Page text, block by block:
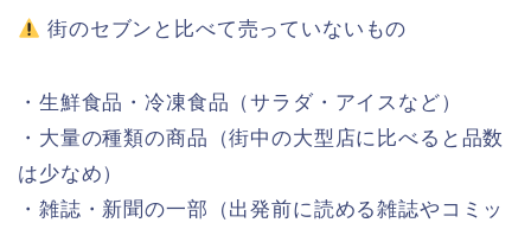
街のセブンと比べて売っていないもの
・生鮮食品・冷凍食品（サラダ・アイスなど）
・大量の種類の商品（街中の大型店に比べると品数
は少なめ）
・雑誌・新聞の一部（出発前に読める雑誌やコミッ